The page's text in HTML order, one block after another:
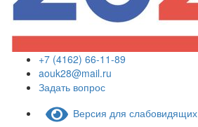
+7 (4162) 66-11-89
aouk28@mail.ru
Задать вопрос
Версия для слабовидящих